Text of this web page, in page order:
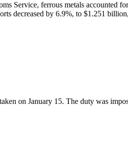
Service, ferrous metals accounted
decreased by 6.9%, to $1.251
on January 15. The duty was